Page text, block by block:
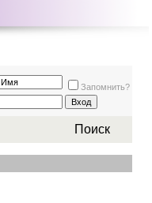
Запомнить?
Поиск